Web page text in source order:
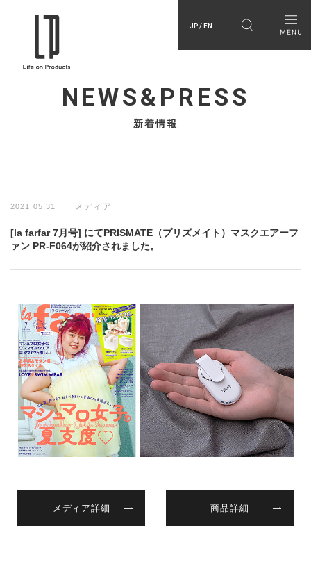
JP / EN
NEWS&PRESS
新着情報
2021.05.31 メディア
[la farfar 7月号] にてPRISMATE（プリズメイト）マスクエアーフ
ァン PR-F064が紹介されました。
メディア詳細 商品詳細